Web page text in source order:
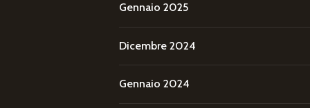
Gennaio 2025
Dicembre 2024
Gennaio 2024